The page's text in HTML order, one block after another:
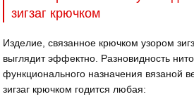
зигзаг крючком
Изделие, связанное крючком узором
выглядит эффектно. Разновидность
функционального назначения вязаной
зигзаг крючком годится любая: